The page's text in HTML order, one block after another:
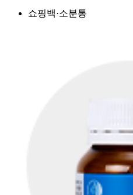
쇼핑백·소분통